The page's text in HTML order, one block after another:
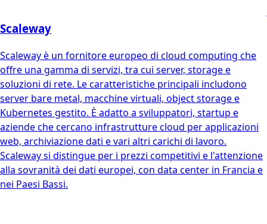
Scaleway
Scaleway è un fornitore europeo di cloud computing che
offre una gamma di servizi, tra cui server, storage e
soluzioni di rete. Le caratteristiche principali includono
server bare metal, macchine virtuali, object storage e
Kubernetes gestito. È adatto a sviluppatori, startup e
aziende che cercano infrastrutture cloud per applicazioni
web, archiviazione dati e vari altri carichi di lavoro.
Scaleway si distingue per i prezzi competitivi e l'attenzione
alla sovranità dei dati europei, con data center in Francia e
nei Paesi Bassi.